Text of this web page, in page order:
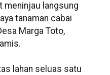
meninjau langsung
tanaman cabai
Marga Toto,
lahan seluas satu